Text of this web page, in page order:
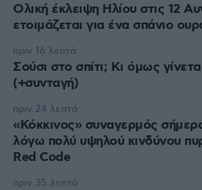
Ολική έκλειψη Ηλίου στις 12
ετοιμάζεται για ένα σπάνιο
Σούσι στο σπίτι; Κι όμως
(+συνταγή)
πριν 16 λεπτά
«Κόκκινος» συναγερμός
λόγω πολύ υψηλού κινδύνου
Red Code
πριν 24 λεπτά
πριν 35 λεπτά